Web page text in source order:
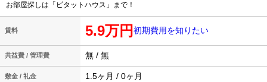
お部屋探しは「ピタットハウス」まで！
賃料 5.9万円 初期費用を知りたい
共益費 / 管理費 無 / 無
敷金 / 礼金 1.5ヶ月 / 0ヶ月